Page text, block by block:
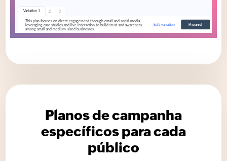
Planos de campanha
específicos para cada
público